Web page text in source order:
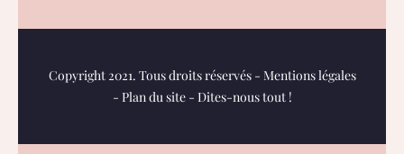
Copyright 2021. Tous droits réservés - Mentions légales
- Plan du site- Dites-nous tout !